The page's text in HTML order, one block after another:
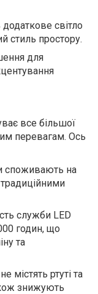
світло
стиль простору.
для
все більшої
перевагам. Ось
споживають на
служби LED
годин, що
та
містять ртуті та
знижують